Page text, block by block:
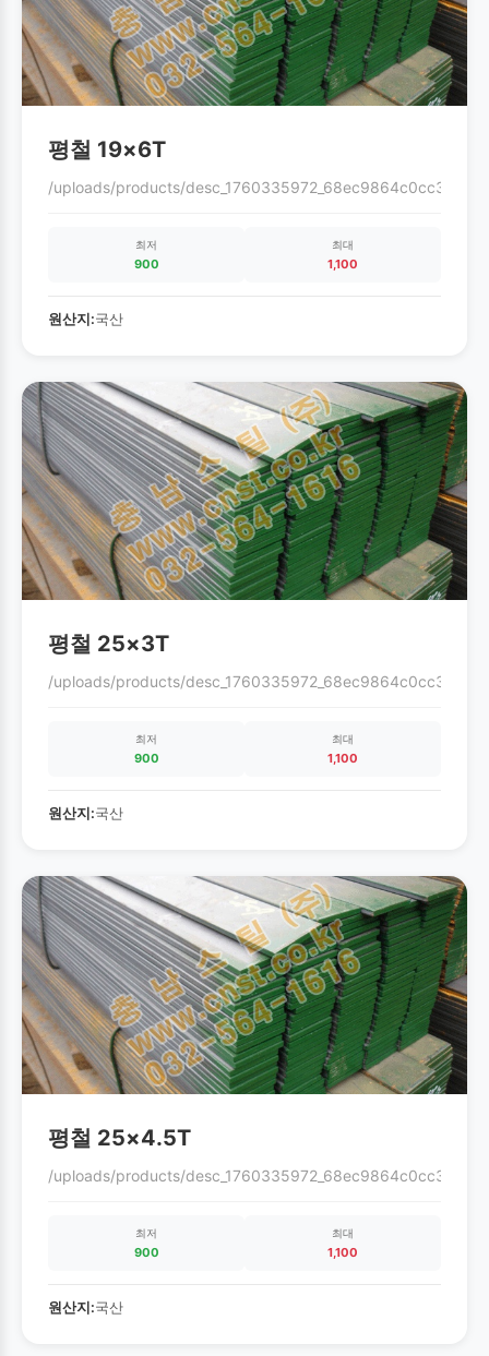
평철 19×6T
/uploads/products/desc_1760335972_68ec9864c0cc3.gif
최저
900
최대
1,100
원산지:국산
평철 25×3T
/uploads/products/desc_1760335972_68ec9864c0cc3.gif
최저
900
최대
1,100
원산지:국산
평철 25×4.5T
/uploads/products/desc_1760335972_68ec9864c0cc3.gif
최저
900
최대
1,100
원산지:국산